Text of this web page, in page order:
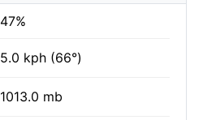
47%
5.0 kph (66°)
1013.0 mb